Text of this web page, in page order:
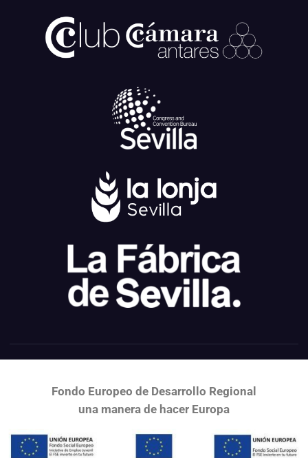
Fondo Europeo de Desarrollo Regional
una manera de hacer Europa